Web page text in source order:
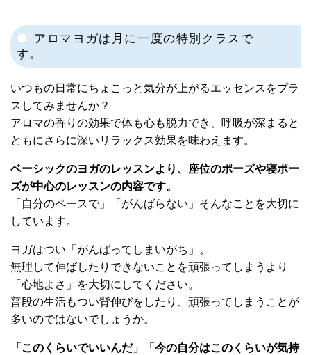
アロマヨガは月に一度の特別クラスで
す。
いつもの日常にちょこっと気分が上がるエッセンスをプラ
スしてみませんか？
アロマの香りの効果で体も心も脱力でき、呼吸が深まると
ともにさらに深いリラックス効果を味わえます。
ベーシックのヨガのレッスンより、座位のポーズや寝ポー
ズが中心のレッスンの内容です。
「自分のペースで」「がんばらない」そんなことを大切に
しています。
ヨガはつい「がんばってしまいがち」。
無理して伸ばしたりできないことを頑張ってしまうより
「心地よさ」を大切にしてください。
普段の生活もつい背伸びをしたり、頑張ってしまうことが
多いのではないでしょうか。
「このくらいでいいんだ」「今の自分はこのくらいが気持